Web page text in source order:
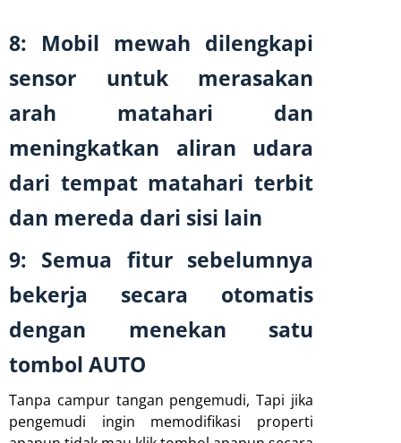
8: Mobil mewah dilengkapi
sensor untuk merasakan
arah matahari dan
meningkatkan aliran udara
dari tempat matahari terbit
dan mereda dari sisi lain
9: Semua fitur sebelumnya
bekerja secara otomatis
dengan menekan satu
tombol AUTO
Tanpa campur tangan pengemudi, Tapi jika
pengemudi ingin memodifikasi properti